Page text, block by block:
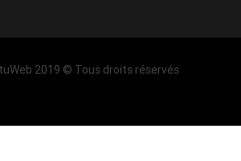
2019 © Tous droits réservés